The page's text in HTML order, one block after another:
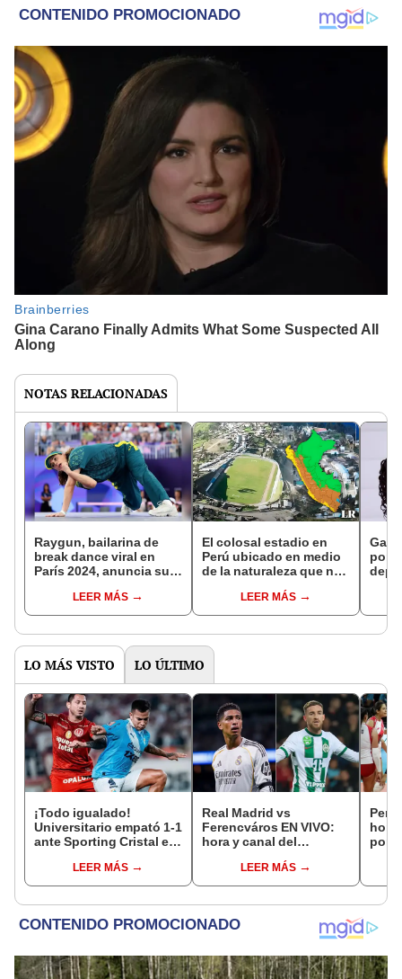
NOTAS RELACIONADAS
Raygun, bailarina de
break dance viral en
París 2024, anuncia su
qué razón?LEER MÁS
El colosal estadio en
Perú ubicado en medio
de la naturaleza que no
por medio millón de
soles
LEER MÁS
LO MÁS VISTO LO ÚLTIMO
¡Todo igualado!
Universitario empató 1-1
ante Sporting Cristal en
por el Torneo Clausura
de la Liga 1 2026
LEER MÁS
Real Madrid vs
Ferencváros EN VIVO:
hora y canal del
de pretemporada
LEER MÁS
Perú
hora
por